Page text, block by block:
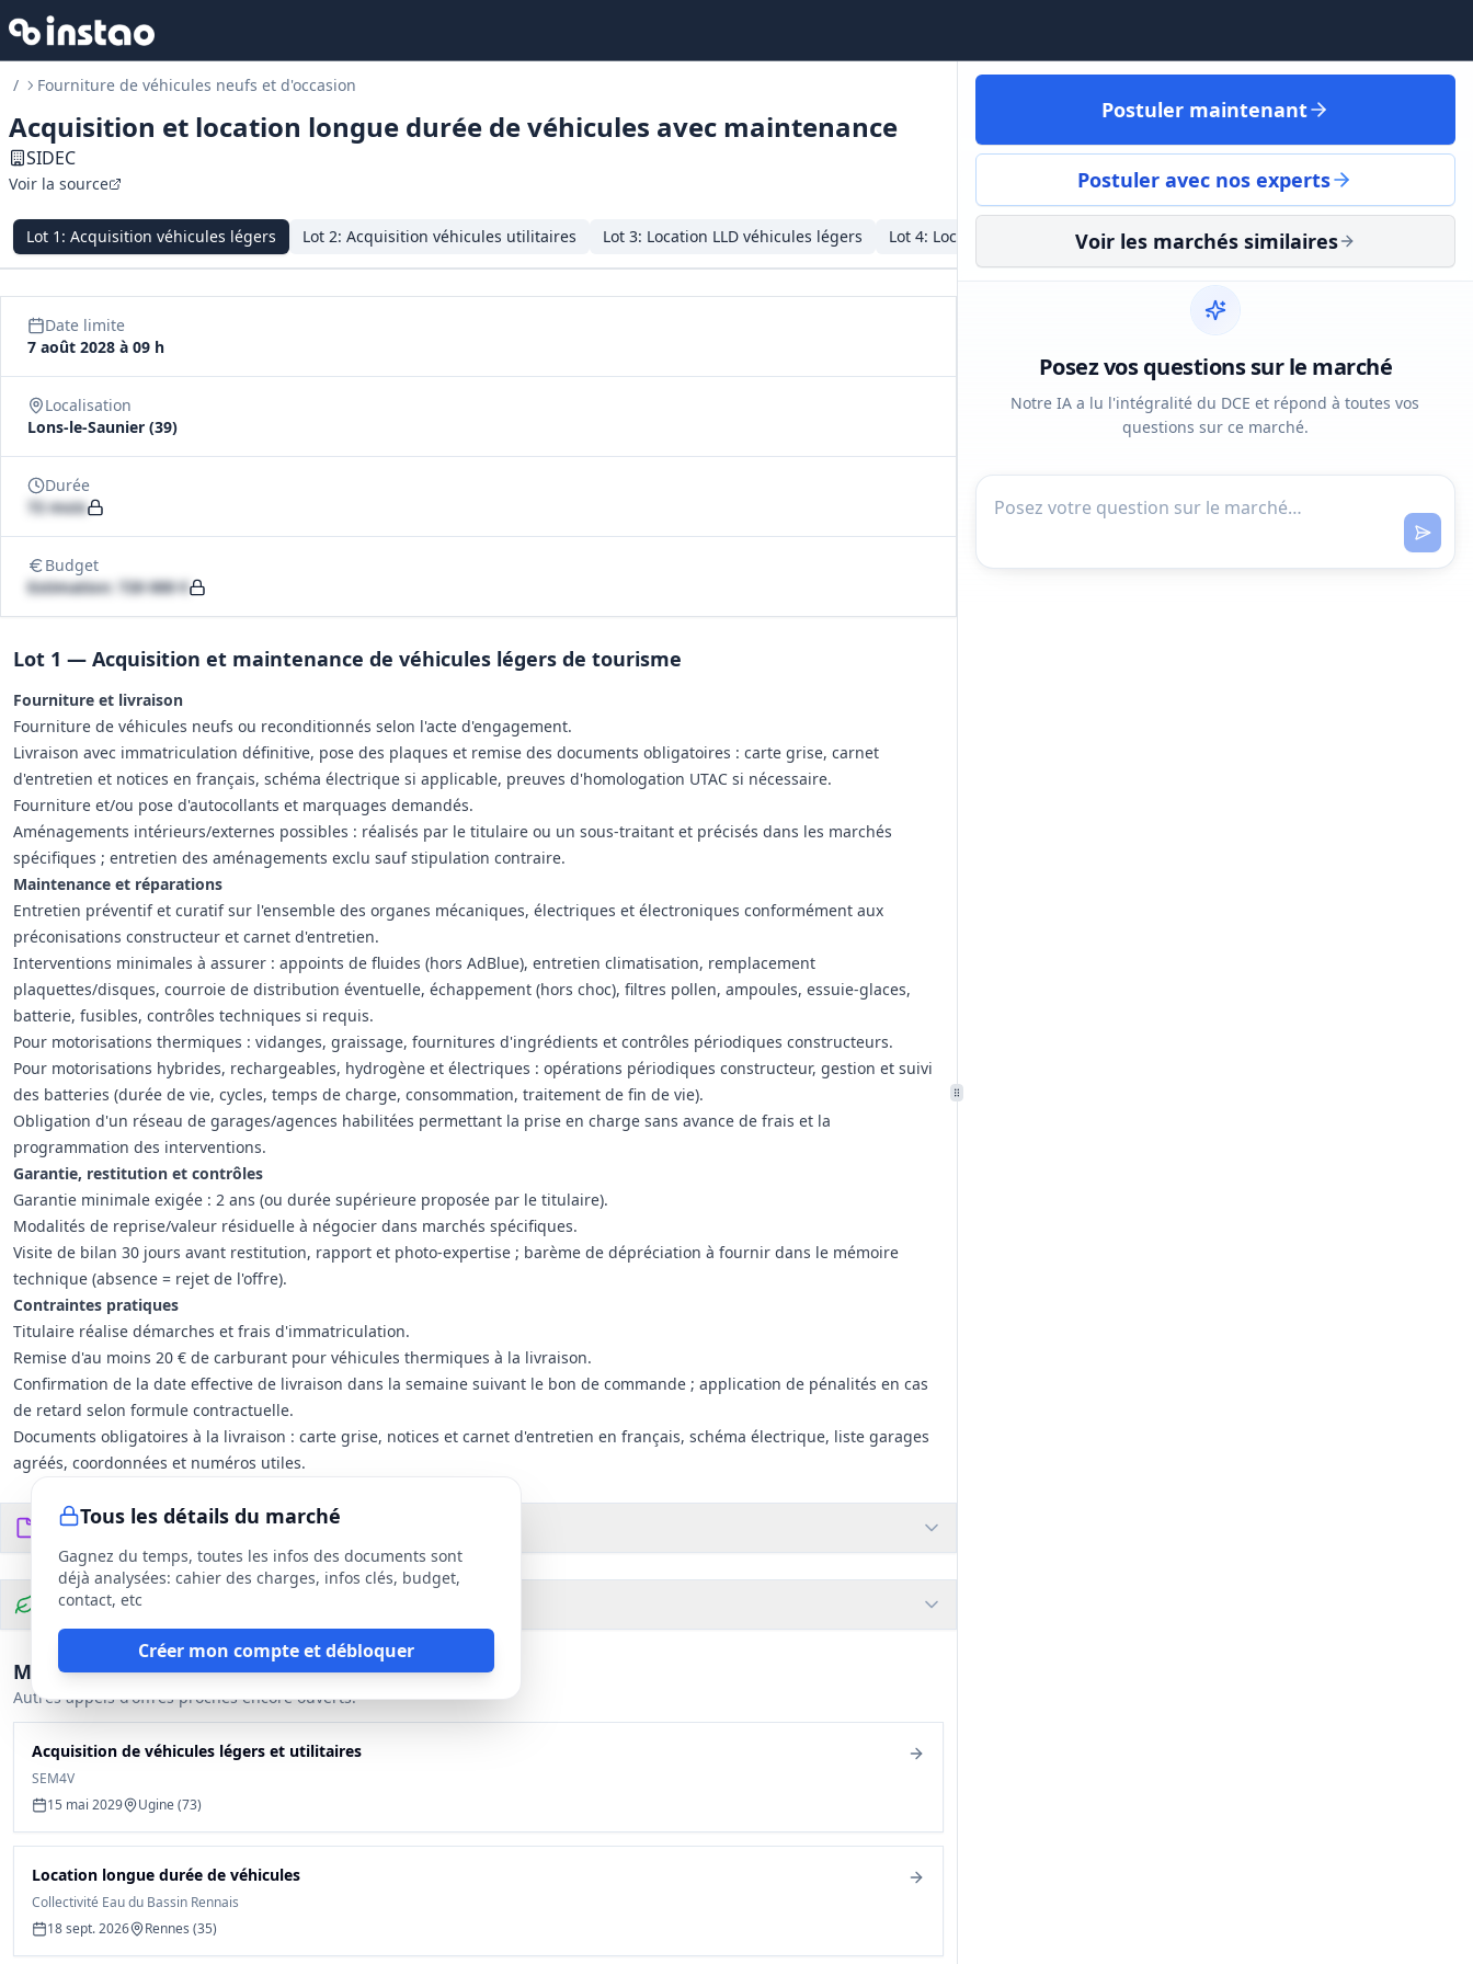
/ Fourniture de véhicules neufs et d'occasion
Acquisition et location longue durée de véhicules avec maintenance
SIDEC
Voir la source
Lot 1 : Acquisition véhicules légers Lot 2: Acquisition véhicules utilitaires Lot 3: Location LLD véhicules légers Lot 4: Location LLD véhicules utilitaires
Date limite
7 août 2028 à 09 h
Localisation
Lons-le-Saunier (39)
Durée
72 mois
Budget
Estimation: 720 000 €
Lot 1 — Acquisition et maintenance de véhicules légers de tourisme
Fourniture et livraison
Fourniture de véhicules neufs ou reconditionnés selon l'acte d'engagement.
Livraison avec immatriculation définitive, pose des plaques et remise des documents obligatoires : carte grise, carnet
d'entretien et notices en français, schéma électrique si applicable, preuves d'homologation UTAC si nécessaire.
Fourniture et/ou pose d'autocollants et marquages demandés.
Aménagements intérieurs/externes possibles : réalisés par le titulaire ou un sous-traitant et précisés dans les marchés
spécifiques ; entretien des aménagements exclu sauf stipulation contraire.
Maintenance et réparations
Entretien préventif et curatif sur l'ensemble des organes mécaniques, électriques et électroniques conformément aux
préconisations constructeur et carnet d'entretien.
Interventions minimales à assurer : appoints de fluides (hors AdBlue), entretien climatisation, remplacement
plaquettes/disques, courroie de distribution éventuelle, échappement (hors choc), filtres pollen, ampoules, essuie-glaces,
batterie, fusibles, contrôles techniques si requis.
Pour motorisations thermiques : vidanges, graissage, fournitures d'ingrédients et contrôles périodiques constructeurs.
Pour motorisations hybrides, rechargeables, hydrogène et électriques : opérations périodiques constructeur, gestion et suivi
des batteries (durée de vie, cycles, temps de charge, consommation, traitement de fin de vie).
Obligation d'un réseau de garages/agences habilitées permettant la prise en charge sans avance de frais et la
programmation des interventions.
Garantie, restitution et contrôles
Garantie minimale exigée : 2 ans (ou durée supérieure proposée par le titulaire).
Modalités de reprise/valeur résiduelle à négocier dans marchés spécifiques.
Visite de bilan 30 jours avant restitution, rapport et photo-expertise ; barème de dépréciation à fournir dans le mémoire
technique (absence = rejet de l'offre).
Contraintes pratiques
Titulaire réalise démarches et frais d'immatriculation.
Remise d'au moins 20 € de carburant pour véhicules thermiques à la livraison.
Confirmation de la date effective de livraison dans la semaine suivant le bon de commande ; application de pénalités en cas
de retard selon formule contractuelle.
Documents obligatoires à la livraison : carte grise, notices et carnet d'entretien en français, schéma électrique, liste garages
agréés, coordonnées et numéros utiles.
Tous les détails du marché
Gagnez du temps, toutes les infos des documents sont
déjà analysées: cahier des charges, infos clés, budget,
contact, etc
Créer mon compte et débloquer
Documents du DCE 7fichiers
Clauses environnementales
Marchés similaires
Autres appels d'offres proches encore ouverts.
Acquisition de véhicules légers et utilitaires
SEM4V
15 mai 2029
Ugine (73)
Location longue durée de véhicules
Collectivité Eau du Bassin Rennais
18 sept. 2026
Rennes (35)
Postuler maintenant
Postuler avec nos experts
Voir les marchés similaires
Posez vos questions sur le marché
Notre IA a lu l'intégralité du DCE et répond à toutes vos
questions sur ce marché.